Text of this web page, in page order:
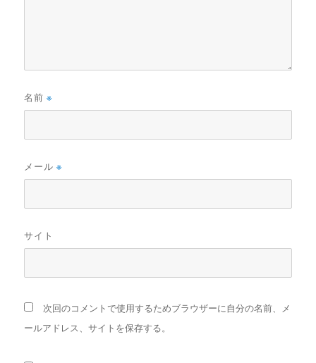
名前※
メール※
サイト
次回のコメントで使用するためブラウザーに自分の名前、メ
ールアドレス、サイトを保存する。